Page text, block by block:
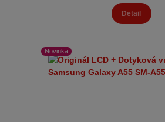
Detail
Novinka